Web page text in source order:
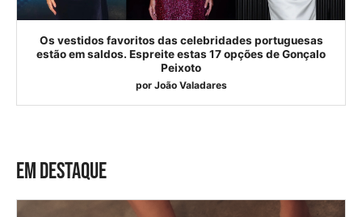
Os vestidos favoritos das celebridades portuguesas
estão em saldos. Espreite estas 17 opções de Gonçalo
Peixoto
por João Valadares
EM DESTAQUE